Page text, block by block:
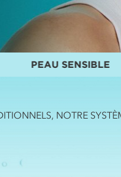
SENSIBLE •
NOTRE